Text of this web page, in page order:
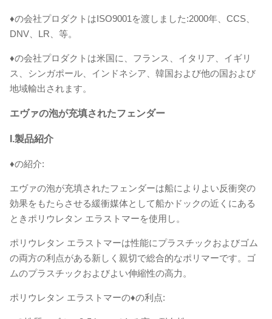
♦の会社プロダクトはISO9001を渡しました:2000年、CCS、
DNV、LR、等。
♦の会社プロダクトは米国に、フランス、イタリア、イギリ
ス、シンガポール、インドネシア、韓国および他の国および
地域輸出されます。
エヴァの泡が充填されたフェンダー
I.製品紹介
♦の紹介:
エヴァの泡が充填されたフェンダーは船によりよい反衝突の
効果をもたらさせる緩衝媒体として船かドックの近くにある
ときポリウレタン エラストマーを使用し。
ポリウレタン エラストマーは性能にプラスチックおよびゴム
の両方の利点がある新しく親切で総合的なポリマーです。ゴ
ムのプラスチックおよびよい伸縮性の高力。
ポリウレタン エラストマーの♦の利点: